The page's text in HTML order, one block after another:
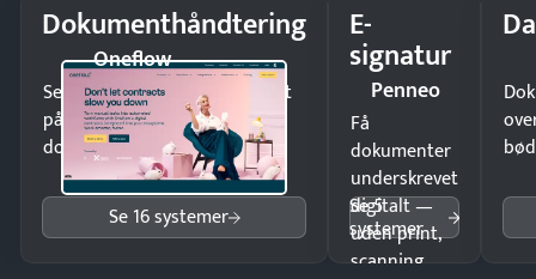
Dokumenthåndtering
Oneflow
Send kontrakter til underskrift
på minutter og mist ingen
dokumenter.
Se 16 systemer
E-
signatur
Penneo
Få
dokumenter
underskrevet
digitalt —
uden print,
scanning
Se 5
systemer